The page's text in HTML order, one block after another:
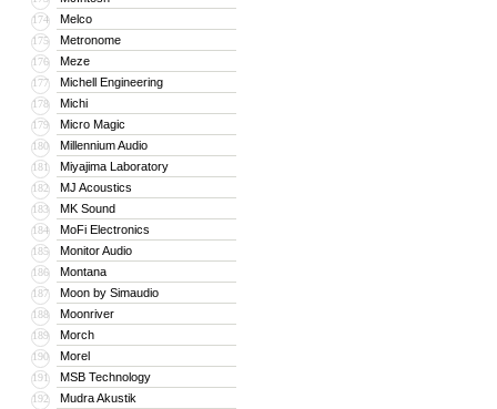
174 Melco
175 Metronome
176 Meze
177 Michell Engineering
178 Michi
179 Micro Magic
180 Millennium Audio
181 Miyajima Laboratory
182 MJ Acoustics
183 MK Sound
184 MoFi Electronics
185 Monitor Audio
186 Montana
187 Moon by Simaudio
188 Moonriver
189 Morch
190 Morel
191 MSB Technology
192 Mudra Akustik